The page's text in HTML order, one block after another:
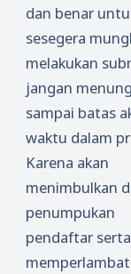
dan benar
sesegera
melakukan
jangan
sampai batas
waktu dalam
Karena akan
menimbulkan
penumpukan
pendaftar